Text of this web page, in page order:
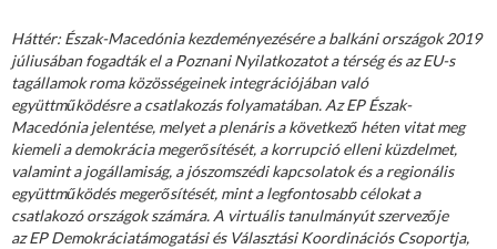
Háttér: Észak-Macedónia kezdeményezésére a balkáni országok 2019
júliusában fogadták el a Poznani Nyilatkozatot a térség és az EU-s
tagállamok roma közösségeinek integrációjában való
együttműködésre a csatlakozás folyamatában. Az EP Észak-
Macedónia jelentése, melyet a plenáris a következő héten vitat meg
kiemeli a demokrácia megerősítését, a korrupció elleni küzdelmet,
valamint a jogállamiság, a jószomszédi kapcsolatok és a regionális
együttműködés megerősítését, mint a legfontosabb célokat a
csatlakozó országok számára. A virtuális tanulmányút szervezője
az EP Demokráciatámogatási és Választási Koordinációs Csoportja,